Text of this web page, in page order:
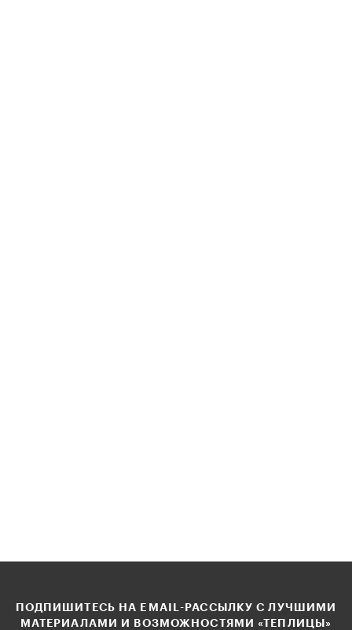
ПОДПИШИТЕСЬ НА EMAIL-РАССЫЛКУ С ЛУЧШИМИ
МАТЕРИАЛАМИ И ВОЗМОЖНОСТЯМИ «ТЕПЛИЦЫ»